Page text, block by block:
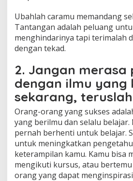
Ubahlah caramu memandang
Tantangan adalah peluang
menghindarinya tapi terimalah
dengan tekad.
2. Jangan merasa
dengan ilmu yang
sekarang,
Orang-orang yang sukses
yang berilmu dan selalu belajar.
pernah berhenti untuk belajar.
untuk meningkatkan
keterampilan kamu. Kamu bisa
mengikuti kursus, atau
orang yang dapat